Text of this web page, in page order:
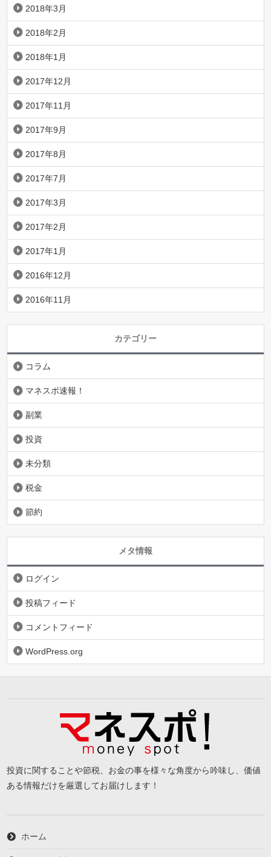
2018年3月
2018年2月
2018年1月
2017年12月
2017年11月
2017年9月
2017年8月
2017年7月
2017年3月
2017年2月
2017年1月
2016年12月
2016年11月
カテゴリー
コラム
マネスポ速報！
副業
投資
未分類
税金
節約
メタ情報
ログイン
投稿フィード
コメントフィード
WordPress.org
投資に関することや節税、お金の事を様々な角度から吟味し、価値
ある情報だけを厳選してお届けします！
ホーム